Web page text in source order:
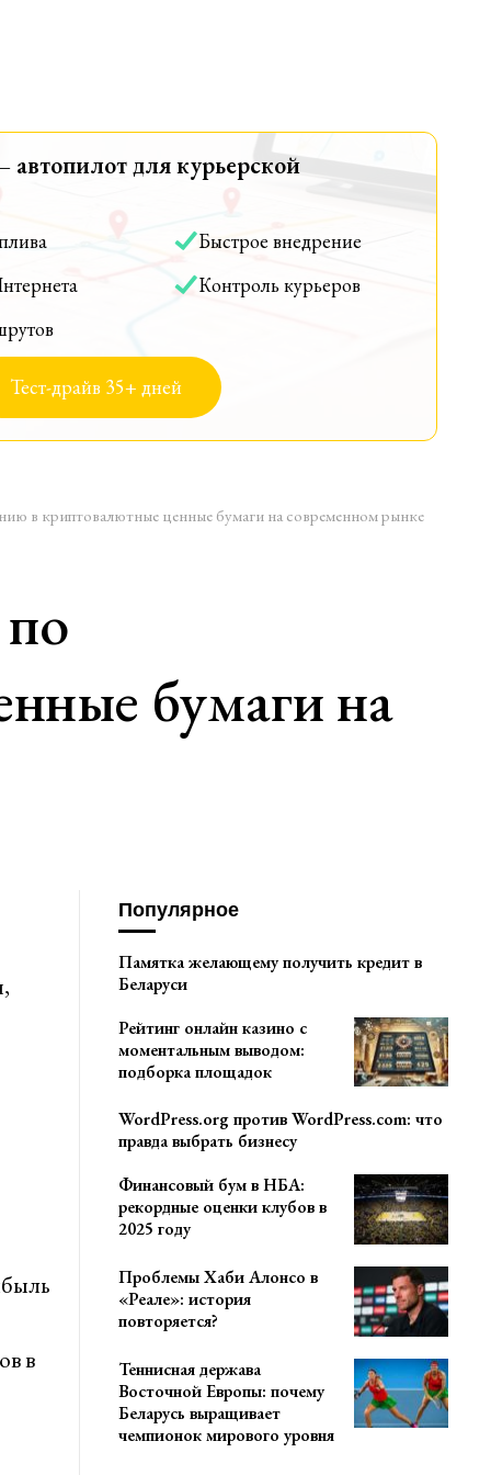
для курьерской
Быстрое внедрение
Контроль курьеров
Тест-драйв 35+ дней
в криптовалютные ценные бумаги на современном рынке
бумаги на
в
Популярное
Памятка желающему получить кредит в
Беларуси
Рейтинг онлайн казино с
моментальным выводом:
подборка площадок
WordPress.org против WordPress.com: что
правда выбрать бизнесу
Финансовый бум в НБА:
рекордные оценки клубов в
2025 году
Проблемы Хаби Алонсо в
«Реале»: история
повторяется?
Теннисная держава
Восточной Европы: почему
Беларусь выращивает
чемпионок мирового уровня